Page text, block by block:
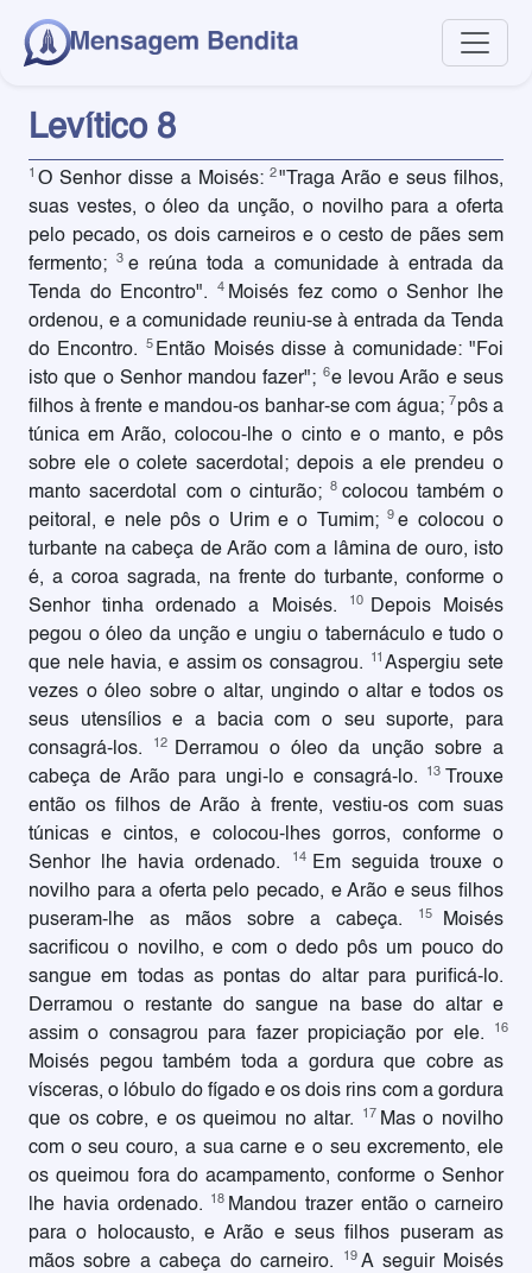
Levítico 8
1 O Senhor disse a Moisés:2"Traga Arão e seus filhos,
suas vestes, o óleo da unção, o novilho para a oferta
pelo pecado, os dois carneiros e o cesto de pães sem
fermento;3 e reúna toda a comunidade à entrada da
Tenda do Encontro".
4 Moisés fez como o Senhor lhe
ordenou, e a comunidade reuniu-se à entrada da Tenda
do Encontro.
5 Então Moisés disse à comunidade: "Foi
isto que o Senhor mandou fazer"; 6e levou Arão e seus
filhos à frente e mandou-os banhar-se com água; 7pôs a
túnica em Arão, colocou-lhe o cinto e o manto, e pôs
sobre ele o colete sacerdotal; depois a ele prendeu o
manto sacerdotal com o cinturão;8 colocou também o
peitoral, e nele pôs o Urim e o Tumim; 9 e colocou o
turbante na cabeça de Arão com a lâmina de ouro, isto
é, a coroa sagrada, na frente do turbante, conforme o
Senhor tinha ordenado a Moisés.
10
Depois Moisés
pegou o óleo da unção e ungiu o tabernáculo e tudo o
que nele havia, e assim os consagrou.
11 Aspergiu sete
vezes o óleo sobre o altar, ungindo o altar e todos os
seus utensílios e a bacia com o seu suporte, para
consagrá-los.
12
Derramou o óleo da unção sobre a
cabeça de Arão para ungi-lo e consagrá-lo.
13
Trouxe
então os filhos de Arão à frente, vestiu-os com suas
túnicas e cintos, e colocou-lhes gorros, conforme o
Senhor lhe havia ordenado.
14
Em seguida trouxe o
novilho para a oferta pelo pecado, e Arão e seus filhos
puseram-lhe as mãos sobre a cabeça.
15
Moisés
sacrificou o novilho, e com o dedo pôs um pouco do
sangue em todas as pontas do altar para purificá-lo.
Derramou o restante do sangue na base do altar e
assim o consagrou para fazer propiciação por ele.
16
Moisés pegou também toda a gordura que cobre as
vísceras, o lóbulo do fígado e os dois rins com a gordura
que os cobre, e os queimou no altar.
17 Mas o novilho
com o seu couro, a sua carne e o seu excremento, ele
os queimou fora do acampamento, conforme o Senhor
lhe havia ordenado.
18 Mandou trazer então o carneiro
para o holocausto, e Arão e seus filhos puseram as
mãos sobre a cabeça do carneiro.
19 A seguir Moisés